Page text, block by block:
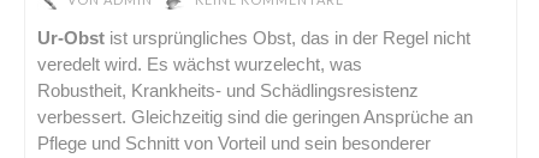
Ur-Obst ist ursprüngliches Obst, das in der Regel nicht
veredelt wird. Es wächst wurzelecht, was
Robustheit, Krankheits- und Schädlingsresistenz
verbessert. Gleichzeitig sind die geringen Ansprüche an
Pflege und Schnitt von Vorteil und sein besonderer